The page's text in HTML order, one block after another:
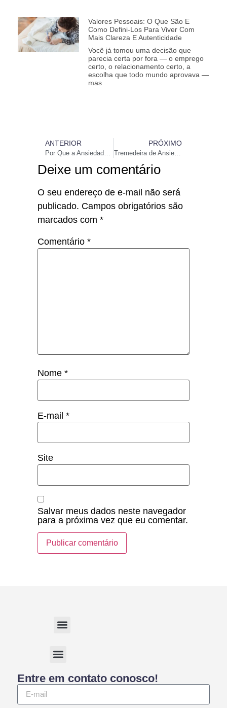
Valores Pessoais: O Que São E
Como Defini-Los Para Viver Com
Mais Clareza E Autenticidade
Você já tomou uma decisão que
parecia certa por fora — o emprego
certo, o relacionamento certo, a
escolha que todo mundo aprovava —
mas
ANTERIOR
Por Que a Ansiedade Causa Falta de Ar e Como Aliviar
PRÓXIMO
Tremedeira de Ansiedade: Por Que o Corpo Treme e Como Acalmar
Deixe um comentário
O seu endereço de e-mail não será
publicado. Campos obrigatórios são
marcados com *
Comentário *
Nome *
E-mail *
Site
Salvar meus dados neste navegador
para a próxima vez que eu comentar.
Entre em contato conosco!